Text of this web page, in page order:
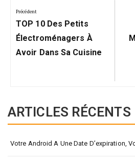
de
l’article
Précédent
Précédent:
TOP 10 Des Petits
Électroménagers À
Avoir Dans Sa Cuisine
ARTICLES RÉCENTS
Votre Android A Une Date D’expiration,